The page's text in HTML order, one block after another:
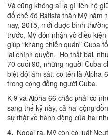
Và cũng không ai lạ gì liên hệ
đổ chế độ Batista thân Mỹ năm
nay, 2015, mới được bình
trước, Mỹ đón nhận vô điều
giúp “kháng chiến quân” Cuba
lại chính quyền. Họ thất bại,
70-cuối 90, những người Cuba
biệt đội ám sát, có tên là Alpha-
trong cộng đồng người Cuba.
K-9 và Alpha-66 chắc phải có
sang thế kỷ này, cả hai cộng
sự thật về hành động của hai
4. Ngoài ra, Mỹ còn có luật